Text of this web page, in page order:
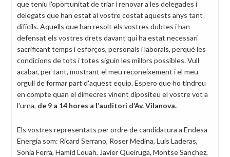
que teniu l'oportunitat de triar i renovar a les delegades i
delegats que han estat al vostre costat aquests anys tant
difícils. Aquells que han resolt els vostres dubtes i han
defensat els vostres drets davant qui ha estat necessari
sacrificant temps i esforços, personals i laborals, perquè les
condicions de tots i totes siguin les millors possibles. Vull
acabar, per tant, mostrant el meu reconeixement i el meu
orgull de formar part d'aquest equip. Espero que ho tindreu
en compte quan el dimecres vinent dipositeu el vostre vot a
l'urna, de 9 a 14 hores a l’auditori d’Av. Vilanova.
Els vostres representats per ordre de candidatura a Endesa
Energia som: Ricard Serrano, Roser Medina, Luis Laderas,
Sonia Ferra, Hamid Louah, Javier Queiruga, Montse Sanchez,